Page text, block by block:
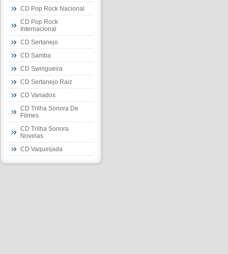
CD Pop Rock Nacional
CD Pop Rock
Internacional
CD Sertanejo
CD Samba
CD Swingueira
CD Sertanejo Raiz
CD Variados
CD Trilha Sonora De
Filmes
CD Trilha Sonora
Novelas
CD Vaqueijada